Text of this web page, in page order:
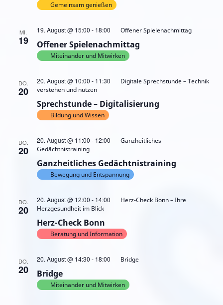
Gemeinsam genießen
MI.
19 Offener Spielenachmittag
19. August @ 15:00 - 18:00 Offener Spielenachmittag
Miteinander und Mitwirken
DO.
20
Sprechstunde – Digitalisierung
20. August @ 10:00 - 11:30
Digitale Sprechstunde – Technik
verstehen und nutzen
Bildung und Wissen
DO.
20
Ganzheitliches Gedächtnistraining
20. August @ 11:00 - 12:00
Ganzheitliches
Gedächtnistraining
Bewegung und Entspannung
DO.
20
Herz-Check Bonn
20. August @ 12:00 - 14:00
Herz-Check Bonn – Ihre
Herzgesundheit im Blick
Beratung und Information
DO.
20 Bridge
20. August @ 14:30 - 18:00 Bridge
Miteinander und Mitwirken